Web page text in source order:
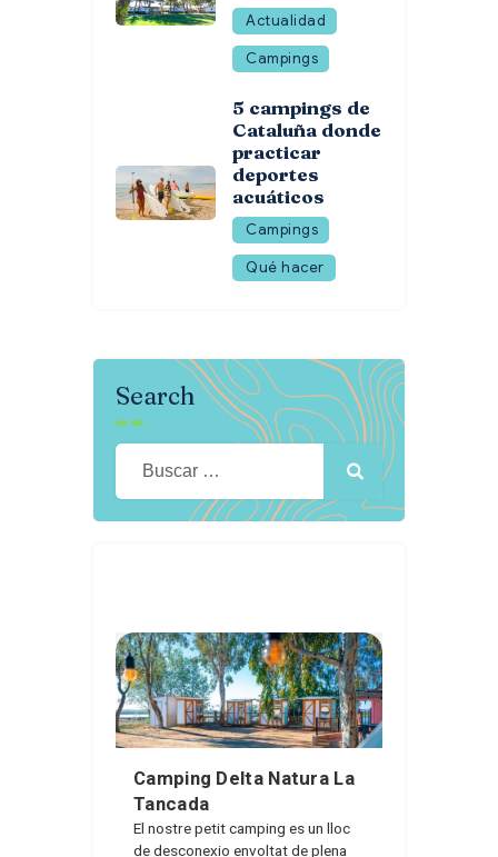
Actualidad
Campings
5 campings de
Cataluña donde
practicar
deportes
acuáticos
Campings
Qué hacer
Search